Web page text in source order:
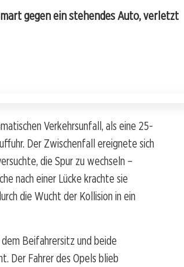
gegen ein stehendes Auto, verletzt
Verkehrsunfall, als eine 25-
Der Zwischenfall ereignete sich
die Spur zu wechseln –
nach einer Lücke krachte sie
die Wucht der Kollision in ein
Beifahrersitz und beide
Der Fahrer des Opels blieb